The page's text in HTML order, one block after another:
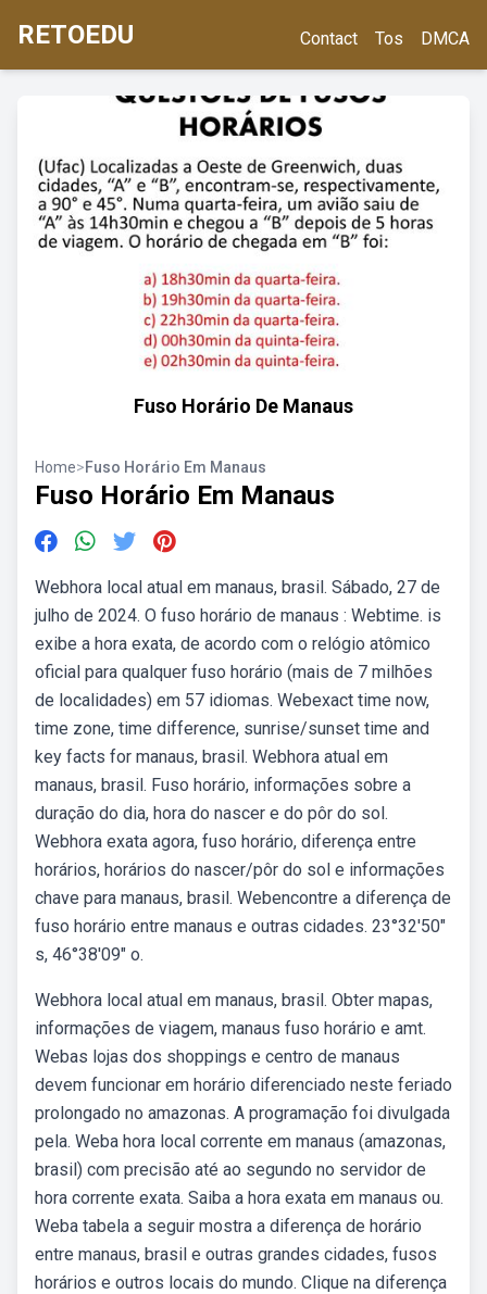
RETOEDU Contact Tos DMCA
Fuso Horário De Manaus
Home>Fuso Horário Em Manaus
Fuso Horário Em Manaus
Webhora local atual em manaus, brasil. Sábado, 27 de
julho de 2024. O fuso horário de manaus : Webtime. is
exibe a hora exata, de acordo com o relógio atômico
oficial para qualquer fuso horário (mais de 7 milhões
de localidades) em 57 idiomas. Webexact time now,
time zone, time difference, sunrise/sunset time and
key facts for manaus, brasil. Webhora atual em
manaus, brasil. Fuso horário, informações sobre a
duração do dia, hora do nascer e do pôr do sol.
Webhora exata agora, fuso horário, diferença entre
horários, horários do nascer/pôr do sol e informações
chave para manaus, brasil. Webencontre a diferença de
fuso horário entre manaus e outras cidades. 23°32′50″
s, 46°38′09″ o.
Webhora local atual em manaus, brasil. Obter mapas,
informações de viagem, manaus fuso horário e amt.
Webas lojas dos shoppings e centro de manaus
devem funcionar em horário diferenciado neste feriado
prolongado no amazonas. A programação foi divulgada
pela. Weba hora local corrente em manaus (amazonas,
brasil) com precisão até ao segundo no servidor de
hora corrente exata. Saiba a hora exata em manaus ou.
Weba tabela a seguir mostra a diferença de horário
entre manaus, brasil e outras grandes cidades, fusos
horários e outros locais do mundo. Clique na diferença